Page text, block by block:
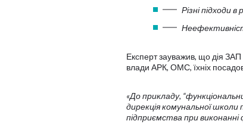
Різні підходи
Експерт зауважив, що дія ЗАП
влади АРК, ОМС, їхніх
«До прикладу,
дирекція комунальної школи
підприємства при виконанні